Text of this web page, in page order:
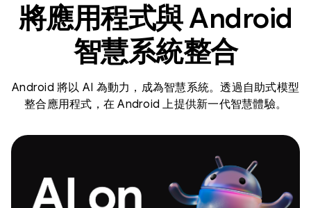
將應用程式與 Android
智慧系統整合
Android 將以 AI 為動力，成為智慧系統。透過自助式模型
整合應用程式，在 Android 上提供新一代智慧體驗。